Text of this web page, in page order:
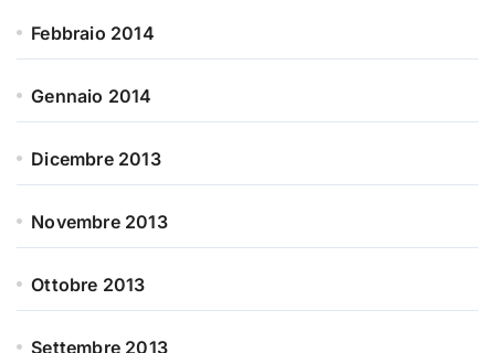
Febbraio 2014
Gennaio 2014
Dicembre 2013
Novembre 2013
Ottobre 2013
Settembre 2013